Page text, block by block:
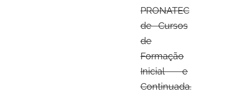
PRONATEC
de Cursos
de
Formação
Inicial e
Continuada.